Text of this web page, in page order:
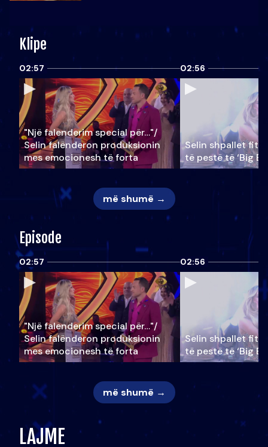
Klipe
02:57
"Një falenderim special për…"/
Selin falënderon produksionin
mes emocionesh të forta
02:56
Selin shpallet
të pestë të ‘Big
më shumë →
Episode
02:57
"Një falenderim special për…"/
Selin falënderon produksionin
mes emocionesh të forta
02:56
Selin shpallet
të pestë të ‘Big
më shumë →
LAJME